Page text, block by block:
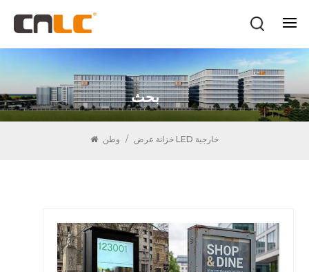
بحث
وطن / خزانة عرض LED خارجية